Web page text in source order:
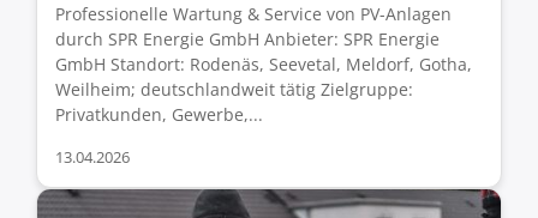
Professionelle Wartung & Service von PV-Anlagen
durch SPR Energie GmbH Anbieter: SPR Energie
GmbH Standort: Rodenäs, Seevetal, Meldorf, Gotha,
Weilheim; deutschlandweit tätig Zielgruppe:
Privatkunden, Gewerbe,...
13.04.2026